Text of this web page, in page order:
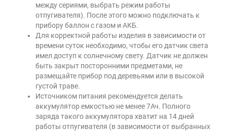
между сериями, выбрать режим работы
отпугивателя). После этого можно подключать к
прибору баллон с газом и АКБ.
Для корректной работы изделия в зависимости от
времени суток необходимо, чтобы его датчик света
имел доступ к солнечному свету. Датчик не должен
быть закрыт посторонними предметами, не
размещайте прибор под деревьями или в высокой
густой траве.
Источником питания рекомендуется делать
аккумулятор емкостью не менее 7Ач. Полного
заряда такого аккумулятора хватит на 14 дней
работы отпугивателя (в зависимости от выбранных